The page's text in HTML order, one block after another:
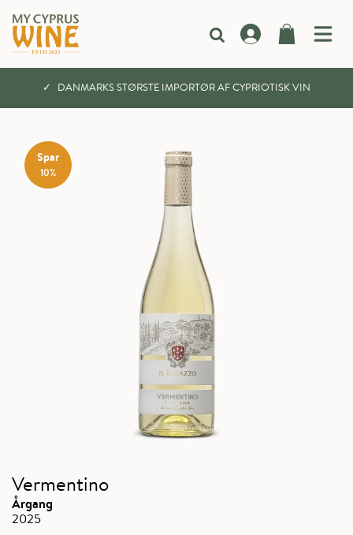
DANMARKS STØRSTE IMPORTØR AF CYPRIOTISK VIN
Spar
10%
Vermentino
Årgang
2025